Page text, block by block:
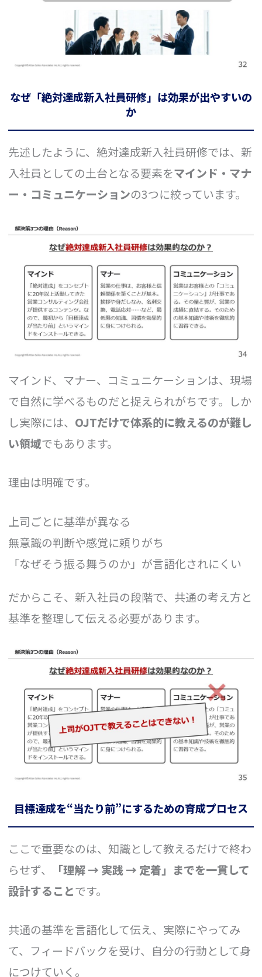
なぜ「絶対達成新入社員研修」は効果が出やすいの
か
先述したように、絶対達成新入社員研修では、新
入社員としての土台となる要素をマインド・マナ
ー・コミュニケーションの3つに絞っています。
マインド、マナー、コミュニケーションは、現場
で自然に学べるものだと捉えられがちです。しか
し実際には、 OJTだけで体系的に教えるのが難し
い領域でもあります。
理由は明確です。
上司ごとに基準が異なる
無意識の判断や感覚に頼りがち
「なぜそう振る舞うのか」が言語化されにくい
だからこそ、新入社員の段階で、共通の考え方と
基準を整理して伝える必要があります。
目標達成を“当たり前”にするための育成プロセス
ここで重要なのは、知識として教えるだけで終わ
らせず、
「理解 → 実践 → 定着」までを一貫して
設計することです。
共通の基準を言語化して伝え、実際にやってみ
て、フィードバックを受け、自分の行動として身
につけていく。